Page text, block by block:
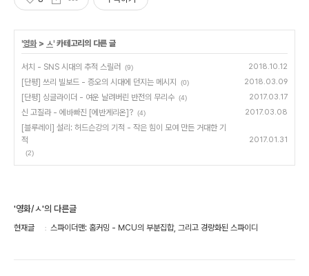
'영화> ㅅ' 카테고리의 다른 글
서치 - SNS 시대의 추적 스릴러 (9) 2018.10.12
[단평] 쓰리 빌보드 - 증오의 시대에 던지는 메시지 (0) 2018.03.09
[단평] 싱글라이더 - 여운 날려버린 반전의 무리수 (4) 2017.03.17
신 고질라 - 에바빠진 [에반게리온]? (4) 2017.03.08
[블루레이] 설리: 허드슨강의 기적 - 작은 힘이 모여 만든 거대한 기
적
(2)
2017.01.31
'영화/ㅅ'의 다른글
현재글 스파이더맨: 홈커밍 - MCU의 부분집합, 그리고 경량화된 스파이디